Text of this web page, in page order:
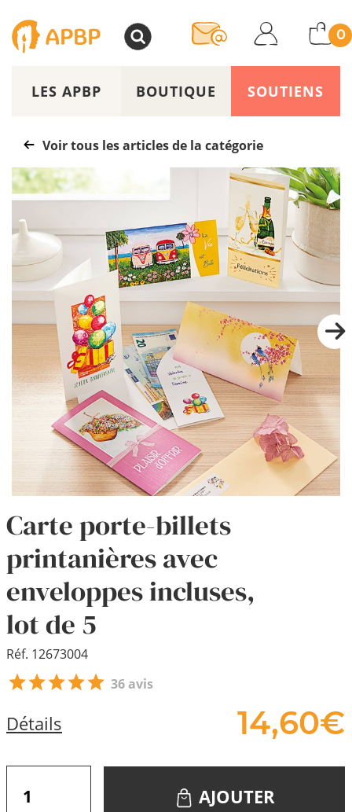
0
LES APBP BOUTIQUE SOUTIENS
Voir tous les articles de la catégorie
Carte porte-billets
printanières avec
enveloppes incluses,
lot de 5
Réf. 12673004
36 avis
Détails 14,60€
AJOUTER